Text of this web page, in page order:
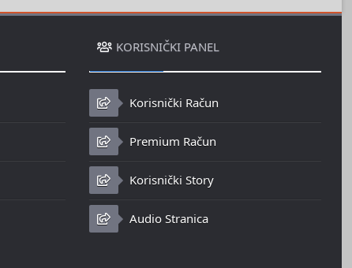
KORISNIČKI PANEL
Korisnički Račun
Premium Račun
Korisnički Story
Audio Stranica